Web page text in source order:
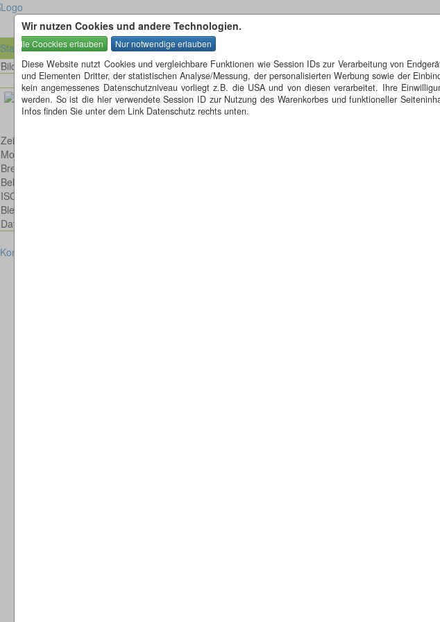
Wir nutzen Cookies und andere Technologien.
Diese Website nutzt Cookies und vergleichbare Funktionen wie Session IDs zur Verarbeitung von
und Elementen Dritter, der statistischen Analyse/Messung, der personalisierten Werbung sowie der
kein angemessenes Datenschutzniveau vorliegt z.B. die USA und von diesen verarbeitet. Ihre
werden. So ist die hier verwendete Session ID zur Nutzung des Warenkorbes und funktioneller
Infos finden Sie unter dem Link Datenschutz rechts unten.
Startseite
Bild 61 von 61Bilder
Zeisig
Model:
Brennweite:
Belichtungsdauer :
ISO:
Blende:
Datum:
Kontakt